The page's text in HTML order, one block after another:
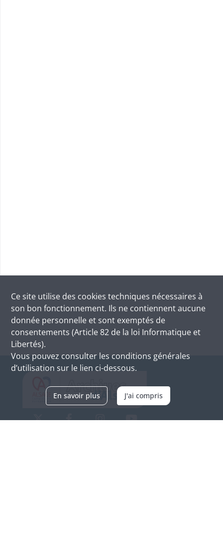
Ce site utilise des cookies techniques nécessaires à
son bon fonctionnement. Ils ne contiennent aucune
donnée personnelle et sont exemptés de
consentements (Article 82 de la loi Informatique et
Libertés).
Vous pouvez consulter les conditions générales
d’utilisation sur le lien ci-dessous.
En savoir plus J'ai compris